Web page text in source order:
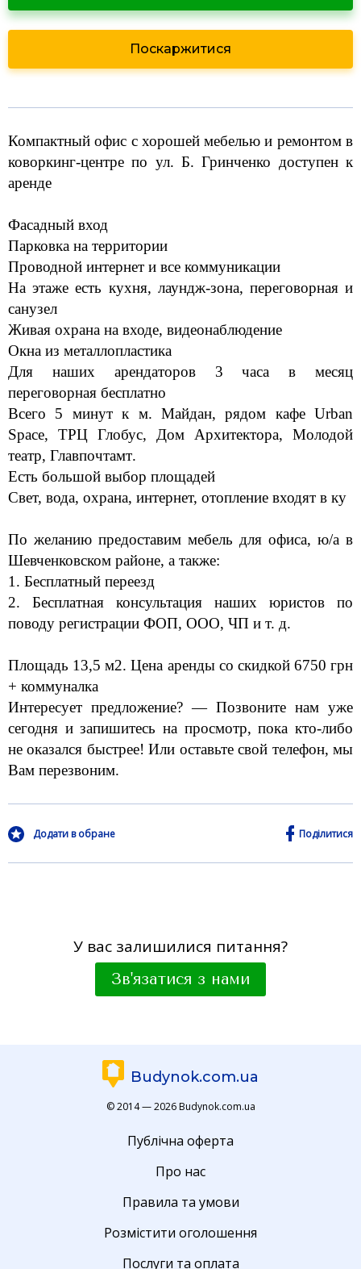
Поскаржитися
Компактный офис с хорошей мебелью и ремонтом в
коворкинг-центре по ул. Б. Гринченко доступен к
аренде
Фасадный вход
Парковка на территории
Проводной интернет и все коммуникации
На этаже есть кухня, лаундж-зона, переговорная и
санузел
Живая охрана на входе, видеонаблюдение
Окна из металлопластика
Для наших арендаторов 3 часа в месяц
переговорная бесплатно
Всего 5 минут к м. Майдан, рядом кафе Urban
Space, ТРЦ Глобус, Дом Архитектора, Молодой
театр, Главпочтамт.
Есть большой выбор площадей
Свет, вода, охрана, интернет, отопление входят в ку
По желанию предоставим мебель для офиса, ю/а в
Шевченковском районе, а также:
1. Бесплатный переезд
2. Бесплатная консультация наших юристов по
поводу регистрации ФОП, ООО, ЧП и т. д.
Площадь 13,5 м2. Цена аренды со скидкой 6750 грн
+ коммуналка
Интересует предложение? — Позвоните нам уже
сегодня и запишитесь на просмотр, пока кто-либо
не оказался быстрее! Или оставьте свой телефон, мы
Вам перезвоним.
Додати в обране Поділитися
У вас залишилися питання?
Зв'язатися з нами
Budynok.com.ua
© 2014 — 2026 Budynok.com.ua
Публічна оферта
Про нас
Правила та умови
Розмістити оголошення
Послуги та оплата